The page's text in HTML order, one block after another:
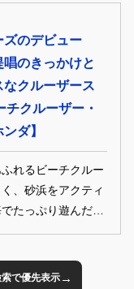
ズのデビュー
のきっかけと
クルーザース
クルーザー・
ダ】
れるビーチクルー
、砂浜をアクティ
たっぷり遊んだ後
ートの手でオシャ
で優先表示→